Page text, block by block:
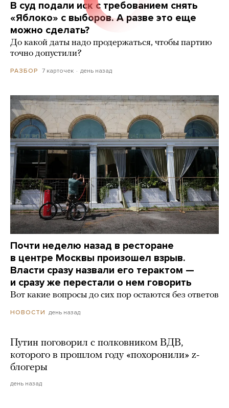
В суд подали иск с требованием снять
«Яблоко» с выборов. А разве это еще
можно сделать?
До какой даты надо продержаться, чтобы партию
точно допустили?
РАЗБОР 7 карточек день назад
Почти неделю назад в ресторане
в центре Москвы произошел взрыв.
Власти сразу назвали его терактом —
и сразу же перестали о нем говорить
Вот какие вопросы до сих пор остаются без ответов
НОВОСТИ день назад
Путин поговорил с полковником ВДВ,
которого в прошлом году «похоронили» z-
блогеры
день назад